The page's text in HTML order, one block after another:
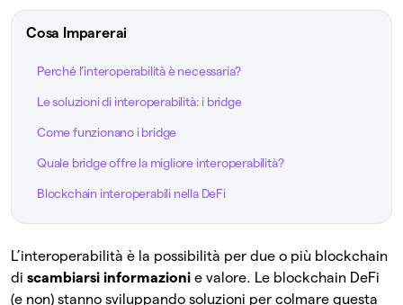
Cosa Imparerai
Perché l’interoperabilità è necessaria?
Le soluzioni di interoperabilità: i bridge
Come funzionano i bridge
Quale bridge offre la migliore interoperabilità?
Blockchain interoperabili nella DeFi
L’interoperabilità è la possibilità per due o più blockchain
di scambiarsi informazioni e valore. Le blockchain DeFi
(e non) stanno sviluppando soluzioni per colmare questa